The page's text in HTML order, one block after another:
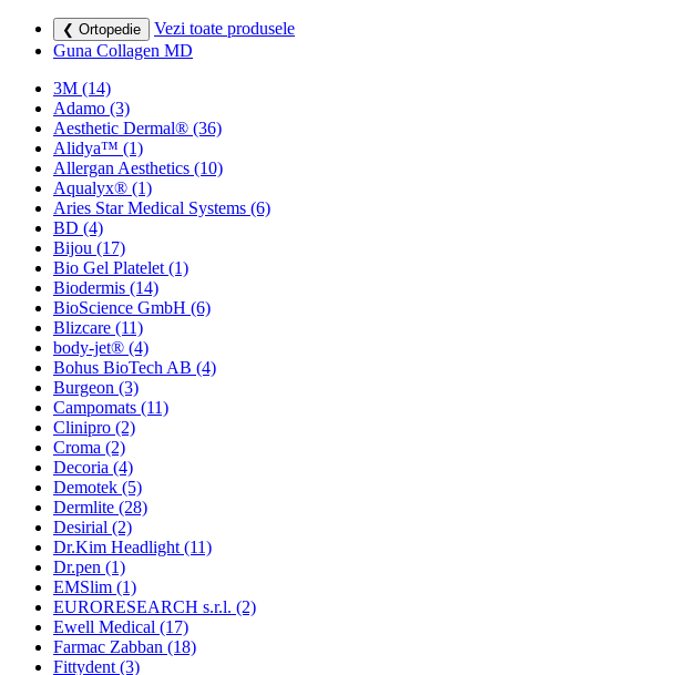
❮ Ortopedie
Vezi toate produsele
Guna Collagen MD
3M (14)
Adamo (3)
Aesthetic Dermal® (36)
Alidya™ (1)
Allergan Aesthetics (10)
Aqualyx® (1)
Aries Star Medical Systems (6)
BD (4)
Bijou (17)
Bio Gel Platelet (1)
Biodermis (14)
BioScience GmbH (6)
Blizcare (11)
body-jet® (4)
Bohus BioTech AB (4)
Burgeon (3)
Campomats (11)
Clinipro (2)
Croma (2)
Decoria (4)
Demotek (5)
Dermlite (28)
Desirial (2)
Dr.Kim Headlight (11)
Dr.pen (1)
EMSlim (1)
EURORESEARCH s.r.l. (2)
Ewell Medical (17)
Farmac Zabban (18)
Fittydent (3)